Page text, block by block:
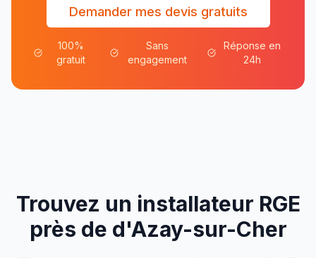
Demander mes devis gratuits
100%
gratuit
Sans
engagement
Réponse en
24h
Trouvez un installateur RGE
près de d'Azay-sur-Cher